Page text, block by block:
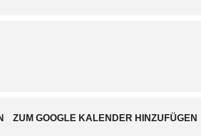
ZUM GOOGLE KALENDER HINZUFÜGEN